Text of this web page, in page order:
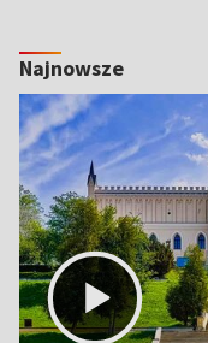
Najnowsze